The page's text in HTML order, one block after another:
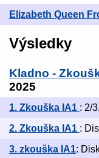
Elizabeth Queen
Výsledky
Kladno -
2025
1. Zkouška IA1 : 2/
2. Zkouška IA1 :
3. zkouška IA1: